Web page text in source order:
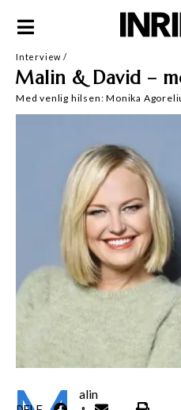
Interview /
Malin & David –
Med venlig hilsen: Monika
alin